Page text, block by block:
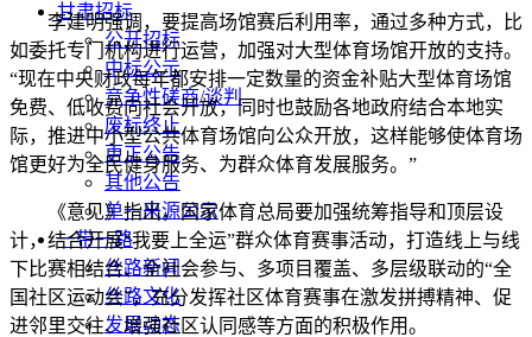
甘肃招标
公开招标
中标公示
竞争性磋商/谈判
废标终止
更正公告
其他公告
单一来源公示
一带一路
丝路新闻
丝路文化
发展动态
李建明强调，要提高场馆赛后利用率，通过多种方式，比
如委托专门机构进行运营，加强对大型体育场馆开放的支持。
“现在中央财政每年都安排一定数量的资金补贴大型体育场馆
免费、低收费向社会开放，同时也鼓励各地政府结合本地实
际，推进中小型公共体育场馆向公众开放，这样能够使体育场
馆更好为全民健身服务、为群众体育发展服务。”
《意见》指出，国家体育总局要加强统筹指导和顶层设
计，结合开展“我要上全运”群众体育赛事活动，打造线上与线
下比赛相结合、全社会参与、多项目覆盖、多层级联动的“全
国社区运动会”，充分发挥社区体育赛事在激发拼搏精神、促
进邻里交往、增强社区认同感等方面的积极作用。